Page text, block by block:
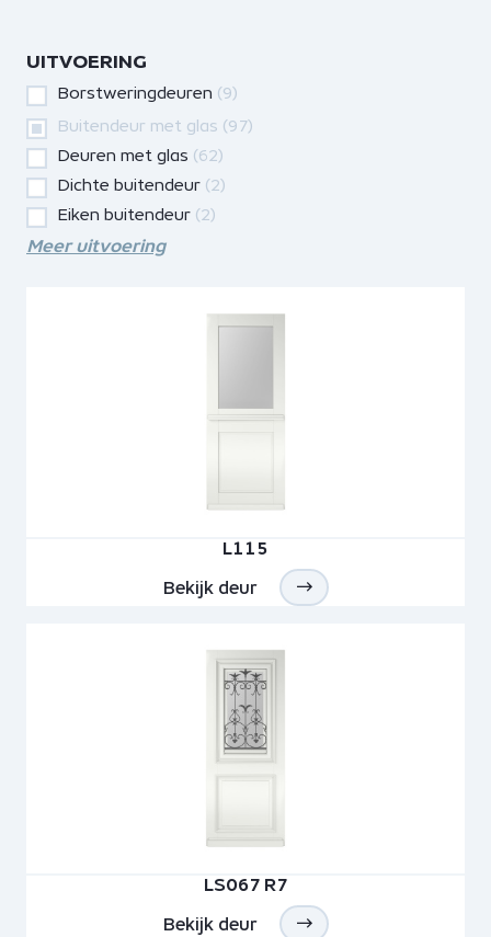
UITVOERING
Borstweringdeuren (9)
Buitendeur met glas (97)
Deuren met glas (62)
Dichte buitendeur (2)
Eiken buitendeur (2)
Meer uitvoering
L115
Bekijk deur
LS067 R7
Bekijk deur